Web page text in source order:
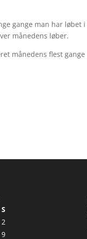
gange man har løbet
månedens løber.
månedens flest gange
S
2
9